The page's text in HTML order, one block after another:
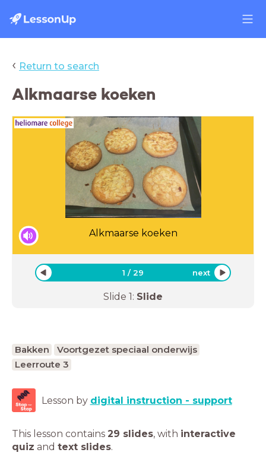
‹ Return to search
Alkmaarse koeken
Alkmaarse koeken
1 /29 next
Slide 1: Slide
Bakken
Voortgezet speciaal onderwijs
Leerroute 3
Lesson by digital instruction - support
This lesson contains 29 slides, with interactive
quiz and text slides.